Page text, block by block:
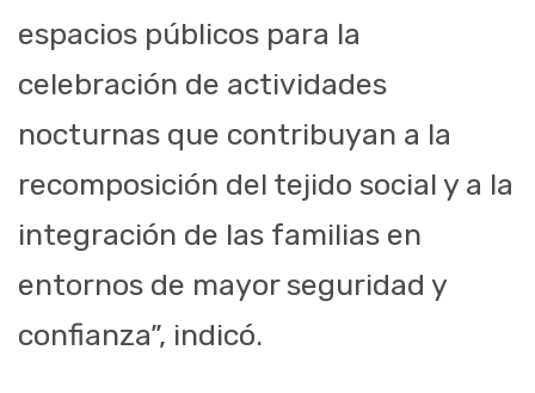
espacios públicos para la
celebración de actividades
nocturnas que contribuyan a la
recomposición del tejido social y a la
integración de las familias en
entornos de mayor seguridad y
confianza”, indicó.